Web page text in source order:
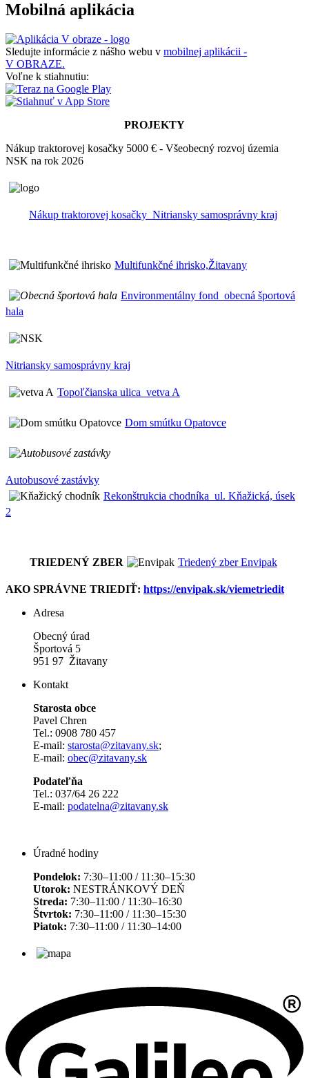
Mobilná aplikácia
Sledujte informácie z nášho webu v mobilnej aplikácii -
V OBRAZE.
Voľne k stiahnutiu:
PROJEKTY
Nákup traktorovej kosačky 5000 € - Všeobecný rozvoj územia
NSK na rok 2026
Nákup traktorovej kosačky_Nitriansky samosprávny kraj
Multifunkčné ihrisko,Žitavany
Environmentálny fond_obecná športová
hala
Nitriansky samosprávny kraj
Topoľčianska ulica_vetva A
Dom smútku Opatovce
Autobusové zastávky
Rekonštrukcia chodníka_ul. Kňažická, úsek
2
TRIEDENÝ ZBER Triedený zber Envipak
AKO SPRÁVNE TRIEDIŤ: https://envipak.sk/viemetriedit
Adresa
Obecný úrad
Športová 5
951 97 Žitavany
Kontakt
Starosta obce
Pavel Chren
Tel.: 0908 780 457
E-mail: starosta@zitavany.sk;
E-mail: obec@zitavany.sk
Podateľňa
Tel.: 037/64 26 222
E-mail: podatelna@zitavany.sk
Úradné hodiny
Pondelok: 7:30–11:00 / 11:30–15:30
Utorok: NESTRÁNKOVÝ DEŇ
Streda: 7:30–11:00 / 11:30–16:30
Štvrtok: 7:30–11:00 / 11:30–15:30
Piatok: 7:30–11:00 / 11:30–14:00